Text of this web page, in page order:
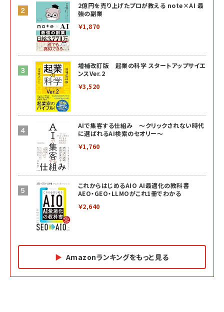
2億円を売り上げたプロが教える note×AI 最
強の副業
￥1,870
増補改訂版 起業の科学 スタートアップサイエ
ンスVer.2
￥3,520
AIで集客する仕組み ～クリックされない時代
に選ばれるAI検索のセオリー～
￥1,760
これからはじめるAIO AI最適化の教科書
AEO・GEO・LLMOがこれ1冊でわかる
￥2,640
Amazonランキングをもっと見る